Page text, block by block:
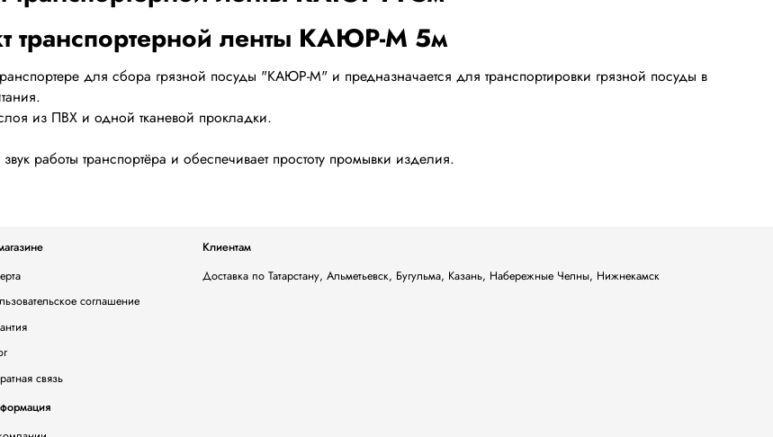
для сбора грязной посуды "КАЮР-М" и предназначается для транспортировки грязной посуды в
из ПВХ и одной тканевой прокладки.
работы транспортёра и обеспечивает простоту промывки изделия.
соглашение
связь
Клиентам
Доставка по Татарстану, Альметьевск, Бугульма, Казань, Набережные Челны, Нижнекамск